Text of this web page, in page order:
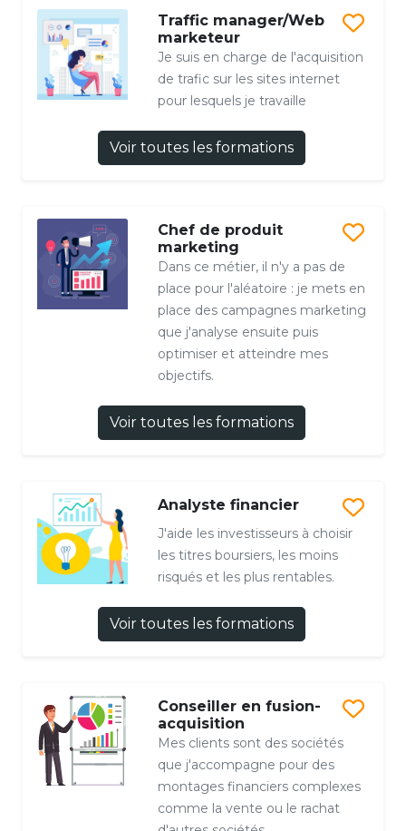
Traffic manager/Web
marketeur
Je suis en charge de l'acquisition
de trafic sur les sites internet
pour lesquels je travaille
Voir toutes les formations
Chef de produit
marketing
Dans ce métier, il n'y a pas de
place pour l'aléatoire : je mets en
place des campagnes marketing
que j'analyse ensuite puis
optimiser et atteindre mes
objectifs.
Voir toutes les formations
Analyste financier
J'aide les investisseurs à choisir
les titres boursiers, les moins
risqués et les plus rentables.
Voir toutes les formations
Conseiller en fusion-
acquisition
Mes clients sont des sociétés
que j'accompagne pour des
montages financiers complexes
comme la vente ou le rachat